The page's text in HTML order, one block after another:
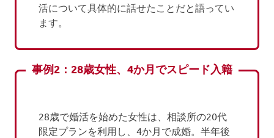
活について具体的に話せたことだと語ってい
ます。
事例2：28歳女性、4か月でスピード入籍
28歳で婚活を始めた女性は、相談所の20代
限定プランを利用し、4か月で成婚。半年後